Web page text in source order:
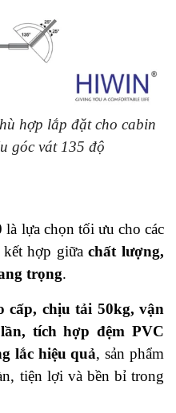
hợp lắp đặt cho cabin
góc vát 135 độ
là lựa chọn tối ưu cho các
kết hợp giữachất lượng,
trọng.
cấp, chịu tải 50kg, vận
tích hợp đệm PVC
lắc hiệu quả, sản phẩm
tiện lợi và bền bỉ trong